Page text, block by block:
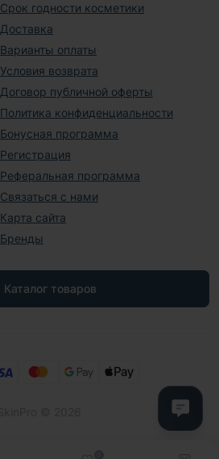
Срок годности косметики
Доставка
Варианты оплаты
Условия возврата
Договор публичной оферты
Политика конфиденциальности
Бонусная программа
Регистрация
Реферальная программа
Связаться с нами
Карта сайта
Бренды
Каталог товаров